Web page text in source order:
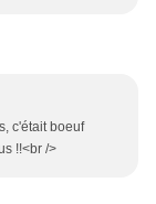
c'était boeuf
!!<br />